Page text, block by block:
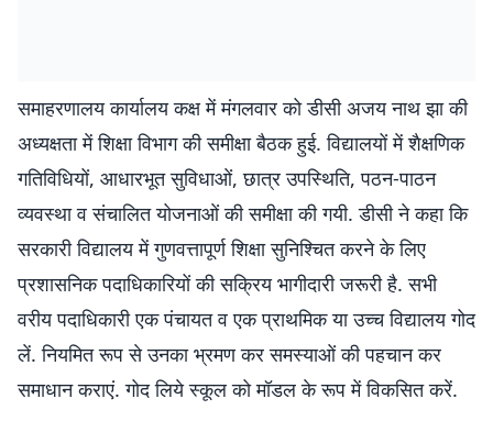
समाहरणालय कार्यालय कक्ष में मंगलवार को डीसी अजय नाथ झा की
अध्यक्षता में शिक्षा विभाग की समीक्षा बैठक हुई. विद्यालयों में शैक्षणिक
गतिविधियों, आधारभूत सुविधाओं, छात्र उपस्थिति, पठन-पाठन
व्यवस्था व संचालित योजनाओं की समीक्षा की गयी. डीसी ने कहा कि
सरकारी विद्यालय में गुणवत्तापूर्ण शिक्षा सुनिश्चित करने के लिए
प्रशासनिक पदाधिकारियों की सक्रिय भागीदारी जरूरी है. सभी
वरीय पदाधिकारी एक पंचायत व एक प्राथमिक या उच्च विद्यालय गोद
लें. नियमित रूप से उनका भ्रमण कर समस्याओं की पहचान कर
समाधान कराएं. गोद लिये स्कूल को मॉडल के रूप में विकसित करें.